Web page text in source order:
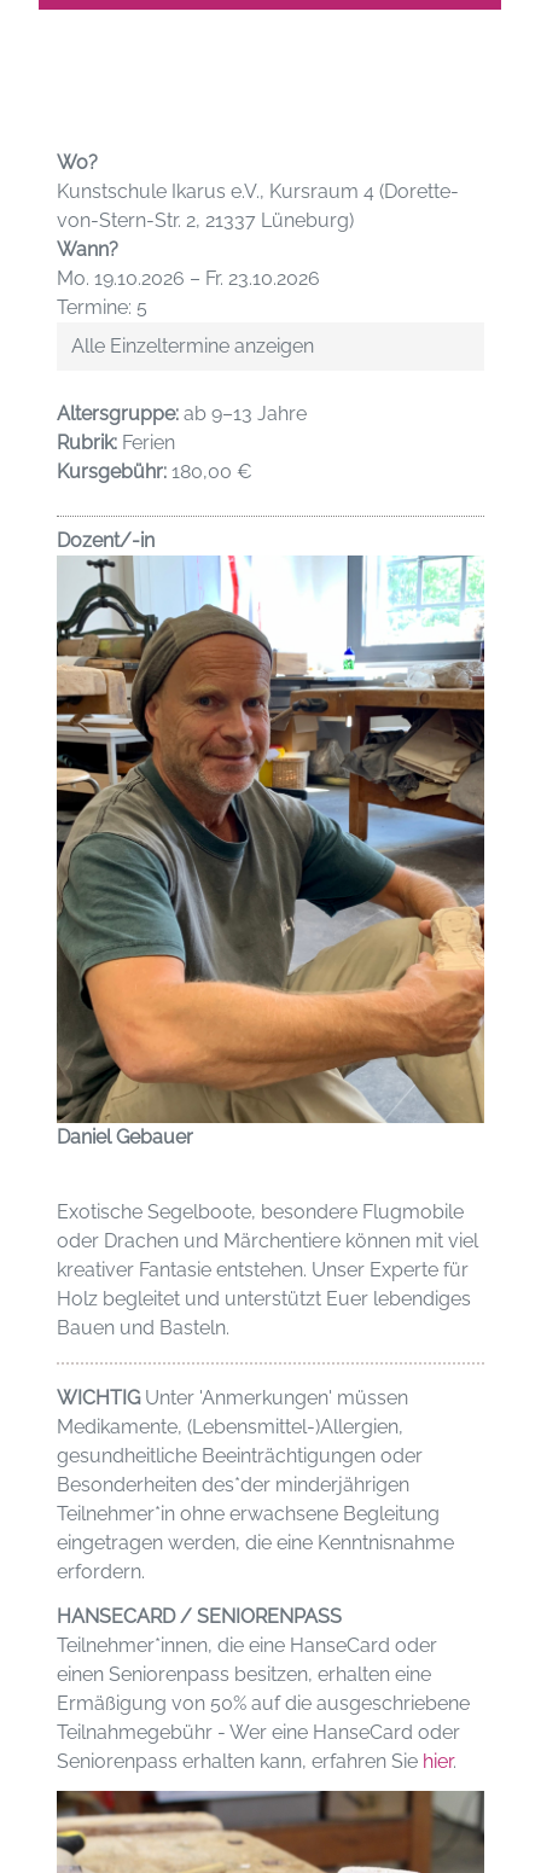
Wo?
Kunstschule Ikarus e.V., Kursraum 4 (Dorette-
von-Stern-Str. 2, 21337 Lüneburg)
Wann?
Mo. 19.10.2026 – Fr. 23.10.2026
Termine: 5
Alle Einzeltermine anzeigen
Altersgruppe: ab 9–13 Jahre
Rubrik: Ferien
Kursgebühr: 180,00 €
Dozent/-in
Daniel Gebauer
Exotische Segelboote, besondere Flugmobile
oder Drachen und Märchentiere können mit viel
kreativer Fantasie entstehen. Unser Experte für
Holz begleitet und unterstützt Euer lebendiges
Bauen und Basteln.
WICHTIGUnter 'Anmerkungen' müssen
Medikamente, (Lebensmittel-)Allergien,
gesundheitliche Beeinträchtigungen oder
Besonderheiten des*der minderjährigen
Teilnehmer*in ohne erwachsene Begleitung
eingetragen werden, die eine Kenntnisnahme
erfordern.
HANSECARD / SENIORENPASS
Teilnehmer*innen, die eine HanseCard oder
einen Seniorenpass besitzen, erhalten eine
Ermäßigung von 50% auf die ausgeschriebene
Teilnahmegebühr - Wer eine HanseCard oder
Seniorenpass erhalten kann, erfahren Sie hier.